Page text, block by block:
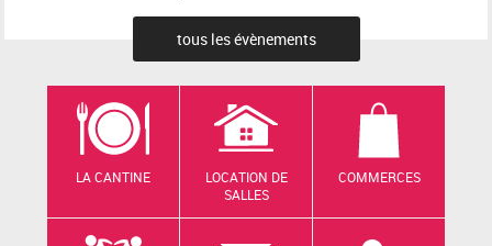
tous les évènements
LA CANTINE
LOCATION DE
SALLES
COMMERCES